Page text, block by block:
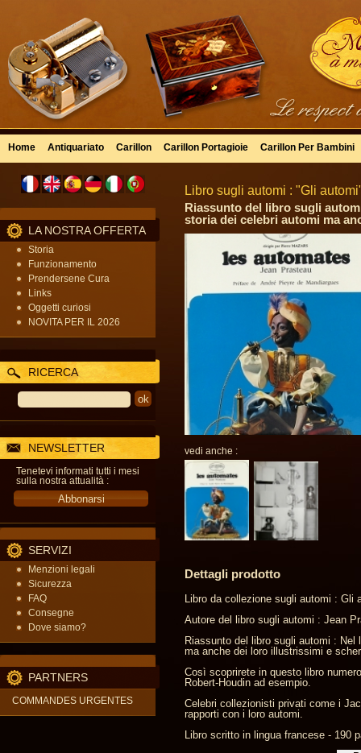
Home Antiquariato Carillon Carillon Portagioie Carillon Per Bambini
LA NOSTRA OFFERTA
Storia
Funzionamento
Prendersene Cura
Links
Oggetti curiosi
NOVITA PER IL 2026
RICERCA
NEWSLETTER
Tenetevi informati tutti i mesi
sulla nostra attualità :
SERVIZI
Menzioni legali
Sicurezza
FAQ
Consegne
Dove siamo?
PARTNERS
COMMANDES URGENTES
Libro sugli automi : "Gli
Riassunto del libro sugli
storia dei celebri automi ma
vedi anche :
Dettagli prodotto
Libro da collezione sugli automi : Gli
Autore del libro sugli automi : Jean
Riassunto del libro sugli automi :
ma anche dei loro illustrissimi e
Così scoprirete in questo libro
Robert-Houdin ad esempio.
Celebri collezionisti privati come i
rapporti con i loro automi.
Libro scritto in lingua francese - 190